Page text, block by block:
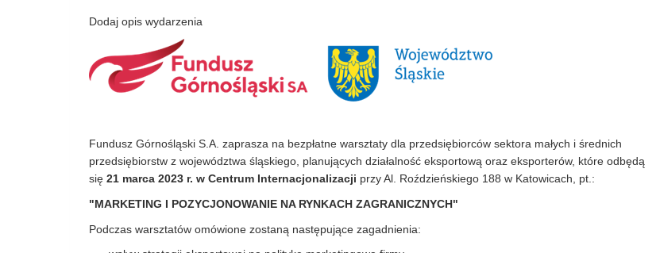
Dodaj opis wydarzenia
Fundusz Górnośląski S.A. zaprasza na bezpłatne warsztaty dla przedsiębiorców sektora małych i średnich
przedsiębiorstw z województwa śląskiego, planujących działalność eksportową oraz eksporterów, które odbędą
się 21 marca 2023 r. w Centrum Internacjonalizacji przy Al. Roździeńskiego 188 w Katowicach, pt.:
"MARKETING I POZYCJONOWANIE NA RYNKACH ZAGRANICZNYCH"
Podczas warsztatów omówione zostaną następujące zagadnienia: